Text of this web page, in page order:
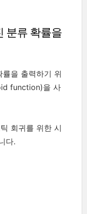
분류 확률을
을 출력하기 위
function)을 사
회귀를 위한 시
다.